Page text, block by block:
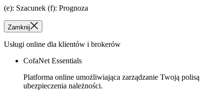
(e): Szacunek (f): Prognoza
Zamknij
Usługi online dla klientów i brokerów
CofaNet Essentials
Platforma online umożliwiająca zarządzanie Twoją polisą
ubezpieczenia należności.